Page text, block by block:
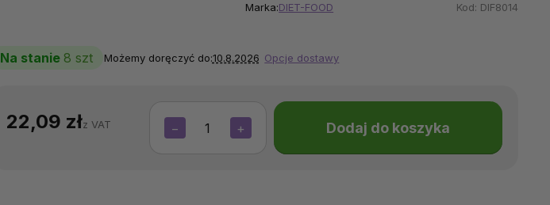
22,09 złz VAT +
− Dodaj do koszyka
Marka:DIET-FOOD Kod: DIF8014
Na stanie 8 szt Możemy doręczyć do:10.8.2026 Opcje dostawy